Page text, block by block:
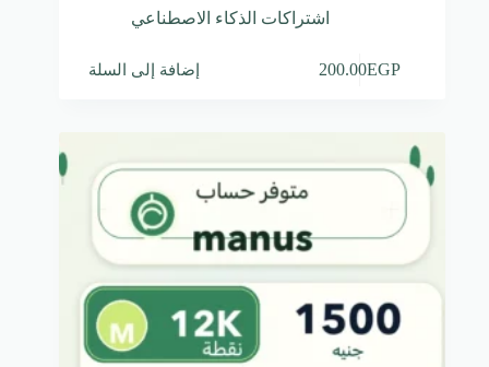
اشتراكات الذكاء الاصطناعي
200.00EGP إضافة إلى السلة